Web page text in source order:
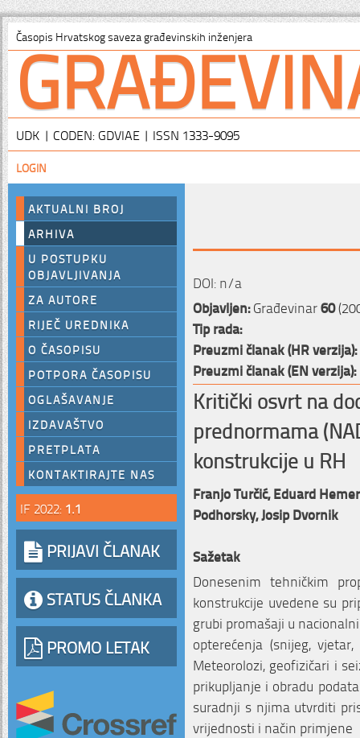
Časopis Hrvatskog saveza građevinskih inženjera
UDK | CODEN: GDVIAE | ISSN 1333-9095
LOGIN
AKTUALNI BROJ
ARHIVA
U POSTUPKU
OBJAVLJIVANJA
ZA AUTORE
RIJEČ UREDNIKA
O ČASOPISU
POTPORA ČASOPISU
OGLAŠAVANJE
IZDAVAŠTVO
PRETPLATA
KONTAKTIRAJTE NAS
IF 2022: 1.1
PRIJAVI ČLANAK
STATUS ČLANKA
PROMO LETAK
DOI: n/a
Objavljen:Građevinar60
Tip rada:
Preuzmi članak (HR verzija):
Preuzmi članak (EN verzija):
Kritički osvrt na
prednormama
konstrukcije u RH
Franjo Turčić,Eduard
Podhorsky,Josip Dvornik
Sažetak
Donesenim tehničkim
konstrukcije uvedene su
grubi promašaji u
opterećenja (snijeg,
Meteorolozi, geofizičari i
prikupljanje i obradu
suradnji s njima utvrditi
vrijednosti i način primjene